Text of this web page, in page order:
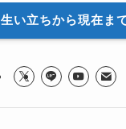
生い立ちから現在ま